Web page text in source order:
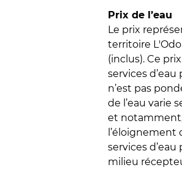
Prix de l’eau
Le prix
territoire
(inclus). Ce
services
n’est pas
de l’eau varie
et
services
milieu